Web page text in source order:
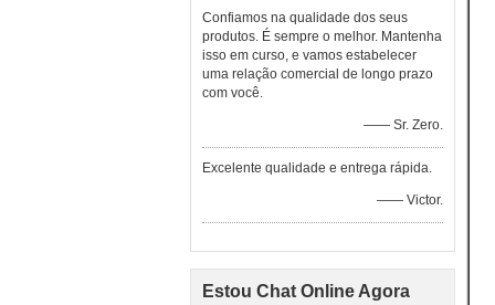
Confiamos na qualidade dos seus
produtos. É sempre o melhor. Mantenha
isso em curso, e vamos estabelecer
uma relação comercial de longo prazo
com você.
—— Sr. Zero.
Excelente qualidade e entrega rápida.
—— Victor.
Estou Chat Online Agora